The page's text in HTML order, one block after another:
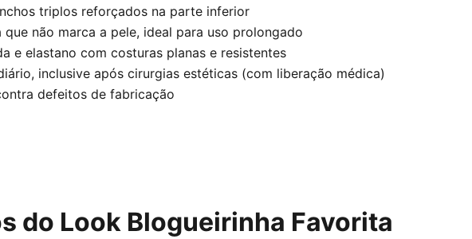
triplos reforçados na parte inferior
que não marca a pele, ideal para uso prolongado
e elastano com costuras planas e resistentes
inclusive após cirurgias estéticas (com liberação médica)
defeitos de fabricação
do Look Blogueirinha Favorita